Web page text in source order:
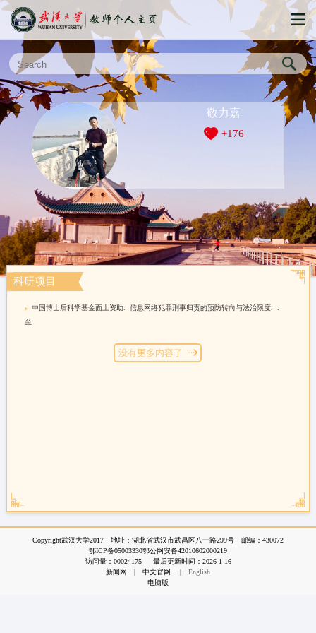
敬力嘉
+176
科研项目
中国博士后科学基金面上资助. 信息网络犯罪刑事归责的预防转向与法治限度. .
至.
没有更多内容了
Copyright武汉大学2017 地址：湖北省武汉市武昌区八一路299号 邮编：430072
鄂ICP备05003330鄂公网安备42010602000219
访问量： 00024175 最后更新时间： 2026-1-16
新闻网
| 中文官网 |
English
电脑版